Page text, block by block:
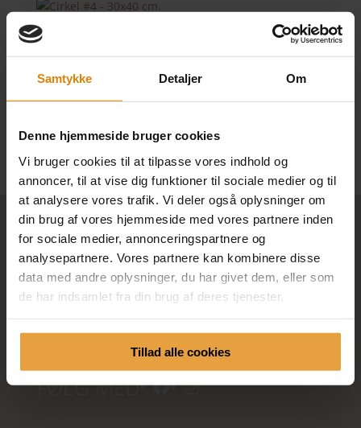
Samtykke Detaljer Om
Denne hjemmeside bruger cookies
Vi bruger cookies til at tilpasse vores indhold og
annoncer, til at vise dig funktioner til sociale medier og til
at analysere vores trafik. Vi deler også oplysninger om
din brug af vores hjemmeside med vores partnere inden
for sociale medier, annonceringspartnere og
analysepartnere. Vores partnere kan kombinere disse
data med andre oplysninger, du har givet dem, eller som
de har indsamlet fra din brug af deres tjenester.
Tillad alle cookies
var:
er:
Cirkel #4 –
30×40 cm.
800,00kr.
Kornvænget 32
Uvelse
3550 Slangerup
mail@charlottefur.dk
FØLG MED Facebook
Instagram